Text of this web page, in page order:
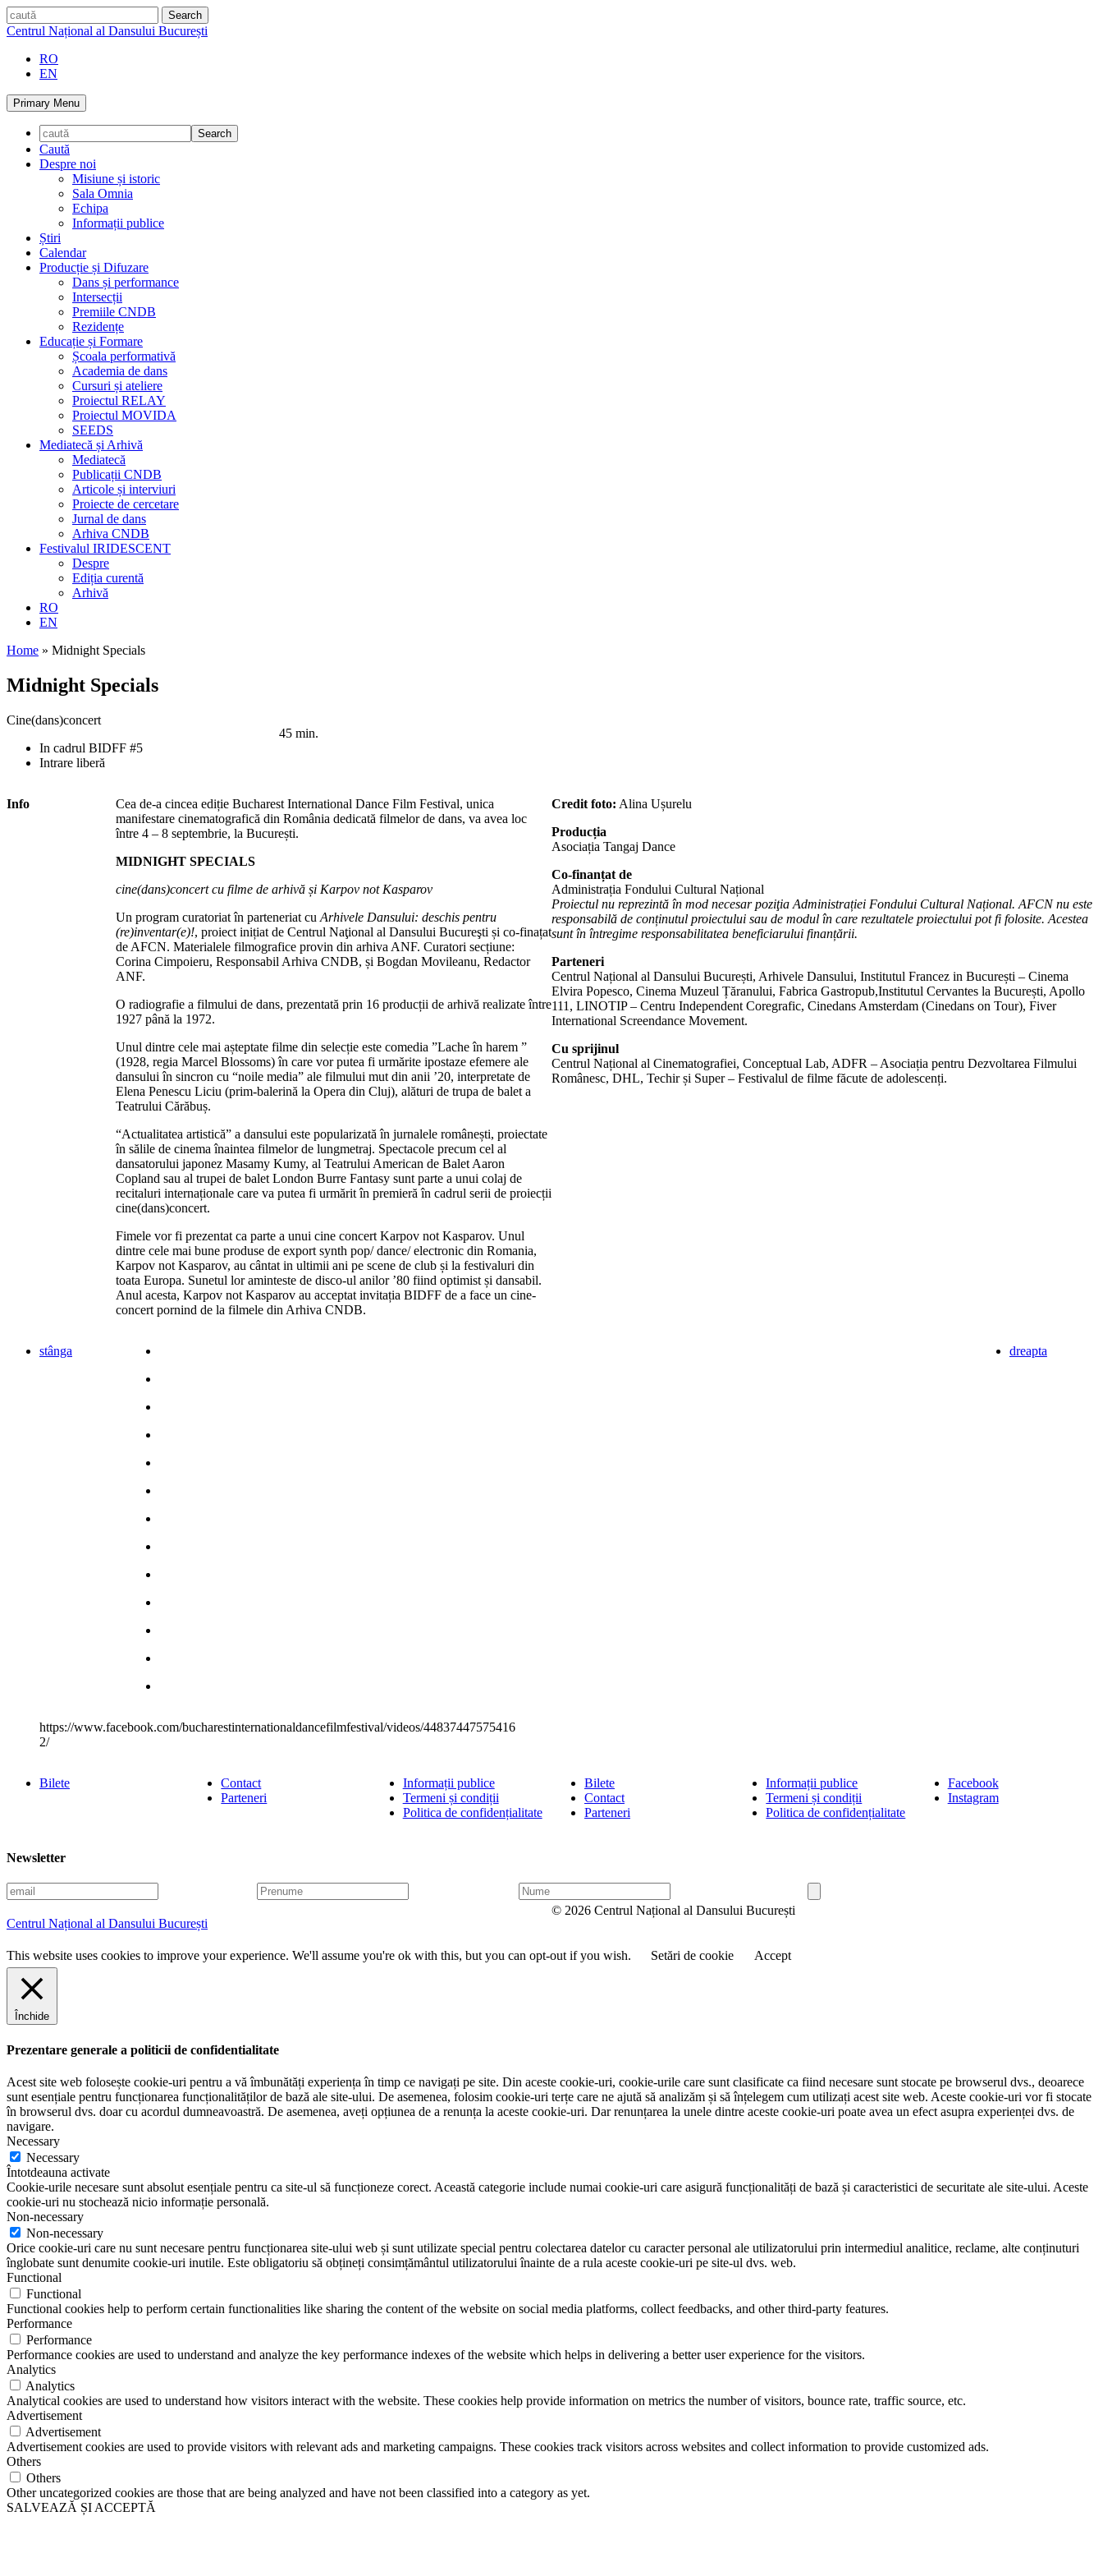
Skip
to
caută
Centrul Național al Dansului București
RO
EN
Primary Menu
Caută
Despre noi
Misiune și istoric
Sala Omnia
Echipa
Informații publice
Știri
Calendar
Producție și Difuzare
Dans și performance
Intersecții
Premiile CNDB
Rezidențe
Educație și Formare
Școala performativă
Academia de dans
Cursuri și ateliere
Proiectul RELAY
Proiectul MOVIDA
SEEDS
Mediatecă și Arhivă
Mediatecă
Publicații CNDB
Articole și interviuri
Proiecte de cercetare
Jurnal de dans
Arhiva CNDB
Festivalul IRIDESCENT
Despre
Ediția curentă
Arhivă
RO
EN
Home » Midnight Specials
Midnight Specials
Cine(dans)concert
In cadrul BIDFF #5
Intrare liberă
45 min.
Info
Cea de-a cincea ediție Bucharest International Dance Film Festival, unica
manifestare cinematografică din România dedicată filmelor de dans, va avea loc
între 4 – 8 septembrie, la București.
MIDNIGHT SPECIALS
cine(dans)concert cu filme de arhivă și Karpov not Kasparov
Un program curatoriat în parteneriat cu Arhivele Dansului: deschis pentru
(re)inventar(e)!, proiect inițiat de Centrul Naţional al Dansului Bucureşti și co-finațat
de AFCN. Materialele filmografice provin din arhiva ANF. Curatori secțiune:
Corina Cimpoieru, Responsabil Arhiva CNDB, și Bogdan Movileanu, Redactor
ANF.
O radiografie a filmului de dans, prezentată prin 16 producții de arhivă realizate între
1927 până la 1972.
Unul dintre cele mai așteptate filme din selecție este comedia ”Lache în harem ”
(1928, regia Marcel Blossoms) în care vor putea fi urmărite ipostaze efemere ale
dansului în sincron cu “noile media” ale filmului mut din anii ’20, interpretate de
Elena Penescu Liciu (prim-balerină la Opera din Cluj), alături de trupa de balet a
Teatrului Cărăbuș.
“Actualitatea artistică” a dansului este popularizată în jurnalele românești, proiectate
în sălile de cinema înaintea filmelor de lungmetraj. Spectacole precum cel al
dansatorului japonez Masamy Kumy, al Teatrului American de Balet Aaron
Copland sau al trupei de balet London Burre Fantasy sunt parte a unui colaj de
recitaluri internaționale care va putea fi urmărit în premieră în cadrul serii de proiecții
cine(dans)concert.
Fimele vor fi prezentat ca parte a unui cine concert Karpov not Kasparov. Unul
dintre cele mai bune produse de export synth pop/ dance/ electronic din Romania,
Karpov not Kasparov, au cântat in ultimii ani pe scene de club și la festivaluri din
toata Europa. Sunetul lor aminteste de disco-ul anilor ’80 fiind optimist și dansabil.
Anul acesta, Karpov not Kasparov au acceptat invitația BIDFF de a face un cine-
concert pornind de la filmele din Arhiva CNDB.
Credit foto: Alina Ușurelu
Producția
Asociația Tangaj Dance
Co-finanțat de
Administrația Fondului Cultural Național
Proiectul nu reprezintă în mod necesar poziţia Administrației Fondului Cultural Național. AFCN nu este
responsabilă de conținutul proiectului sau de modul în care rezultatele proiectului pot fi folosite. Acestea
sunt în întregime responsabilitatea beneficiarului finanțării.
Parteneri
Centrul Național al Dansului București, Arhivele Dansului, Institutul Francez in București – Cinema
Elvira Popesco, Cinema Muzeul Țăranului, Fabrica Gastropub,Institutul Cervantes la București, Apollo
111, LINOTIP – Centru Independent Coregrafic, Cinedans Amsterdam (Cinedans on Tour), Fiver
International Screendance Movement.
Cu sprijinul
Centrul Național al Cinematografiei, Conceptual Lab, ADFR – Asociația pentru Dezvoltarea Filmului
Românesc, DHL, Techir și Super – Festivalul de filme făcute de adolescenți.
stânga dreapta
https://www.facebook.com/bucharestinternationaldancefilmfestival/videos/44837447575416
2/
Bilete
Contact
Parteneri
Informații publice
Termeni și condiții
Politica de confidențialitate
Bilete
Contact
Parteneri
Informații publice
Termeni și condiții
Politica de confidențialitate
Facebook
Instagram
Newsletter
E
m
a
i
l
P
r
u
m
N
u
Centrul Național al Dansului București
© 2026 Centrul Național al Dansului București
This website uses cookies to improve your experience. We'll assume you're ok with this, but you can opt-out if you wish. Setări de cookie Accept
Închide
Prezentare generale a politicii de confidentialitate
Acest site web folosește cookie-uri pentru a vă îmbunătăți experiența în timp ce navigați pe site. Din aceste cookie-uri, cookie-urile care sunt clasificate ca fiind necesare sunt stocate pe browserul dvs., deoarece
sunt esențiale pentru funcționarea funcționalităților de bază ale site-ului. De asemenea, folosim cookie-uri terțe care ne ajută să analizăm și să înțelegem cum utilizați acest site web. Aceste cookie-uri vor fi stocate
în browserul dvs. doar cu acordul dumneavoastră. De asemenea, aveți opțiunea de a renunța la aceste cookie-uri. Dar renunțarea la unele dintre aceste cookie-uri poate avea un efect asupra experienței dvs. de
navigare.
Necessary
Necessary
Întotdeauna activate
Cookie-urile necesare sunt absolut esențiale pentru ca site-ul să funcționeze corect. Această categorie include numai cookie-uri care asigură funcționalități de bază și caracteristici de securitate ale site-ului. Aceste
cookie-uri nu stochează nicio informație personală.
Non-necessary
Non-necessary
Orice cookie-uri care nu sunt necesare pentru funcționarea site-ului web și sunt utilizate special pentru colectarea datelor cu caracter personal ale utilizatorului prin intermediul analitice, reclame, alte conținuturi
înglobate sunt denumite cookie-uri inutile. Este obligatoriu să obțineți consimțământul utilizatorului înainte de a rula aceste cookie-uri pe site-ul dvs. web.
Functional
Functional
Functional cookies help to perform certain functionalities like sharing the content of the website on social media platforms, collect feedbacks, and other third-party features.
Performance
Performance
Performance cookies are used to understand and analyze the key performance indexes of the website which helps in delivering a better user experience for the visitors.
Analytics
Analytics
Analytical cookies are used to understand how visitors interact with the website. These cookies help provide information on metrics the number of visitors, bounce rate, traffic source, etc.
Advertisement
Advertisement
Advertisement cookies are used to provide visitors with relevant ads and marketing campaigns. These cookies track visitors across websites and collect information to provide customized ads.
Others
Others
Other uncategorized cookies are those that are being analyzed and have not been classified into a category as yet.
SALVEAZĂ ȘI ACCEPTĂ